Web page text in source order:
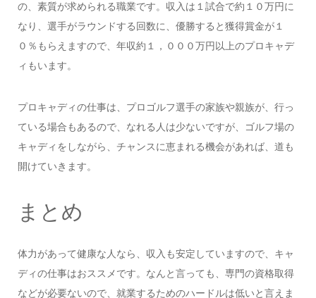
の、素質が求められる職業です。収入は１試合で約１０万円に
なり、選手がラウンドする回数に、優勝すると獲得賞金が１
０％もらえますので、年収約１，０００万円以上のプロキャデ
ィもいます。
プロキャディの仕事は、プロゴルフ選手の家族や親族が、行っ
ている場合もあるので、なれる人は少ないですが、ゴルフ場の
キャディをしながら、チャンスに恵まれる機会があれば、道も
開けていきます。
まとめ
体力があって健康な人なら、収入も安定していますので、キャ
ディの仕事はおススメです。なんと言っても、専門の資格取得
などが必要ないので、就業するためのハードルは低いと言えま